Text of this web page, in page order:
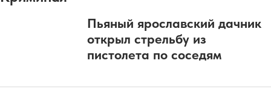
Пьяный ярославский дачник
открыл стрельбу из
пистолета по соседям